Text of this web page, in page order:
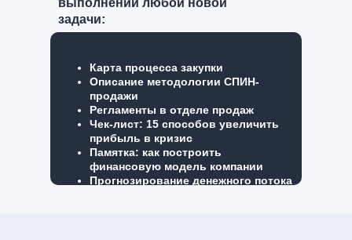
выполнении любой новой
задачи:
Карта процесса закупки
Описание методологии СПИН-
продажи
Регламенты в отделе продаж
Чек-лист: 15 способов увеличить
прибыль в кризис
Памятка: как построить
финансовую модель компании
Прогнозирование денежного потока
33 бизнес-кейса
50+ тренажеров и тестов